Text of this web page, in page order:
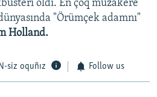
oldı. Eñ çoq muzakere
"Örümçek adamnı"
Holland.
siz oquñız Follow us